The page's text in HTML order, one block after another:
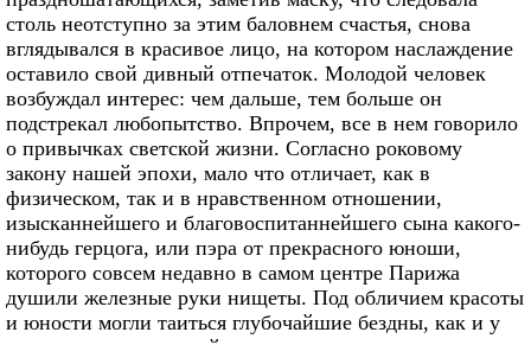
столь неотступно за этим баловнем счастья, снова
вглядывался в красивое лицо, на котором наслаждение
оставило свой дивный отпечаток. Молодой человек
возбуждал интерес: чем дальше, тем больше он
подстрекал любопытство. Впрочем, все в нем говорило
о привычках светской жизни. Согласно роковому
закону нашей эпохи, мало что отличает, как в
физическом, так и в нравственном отношении,
изысканнейшего и благовоспитаннейшего сына какого-
нибудь герцога, или пэра от прекрасного юноши,
которого совсем недавно в самом центре Парижа
душили железные руки нищеты. Под обличием красоты
и юности могли таиться глубочайшие бездны, как и у